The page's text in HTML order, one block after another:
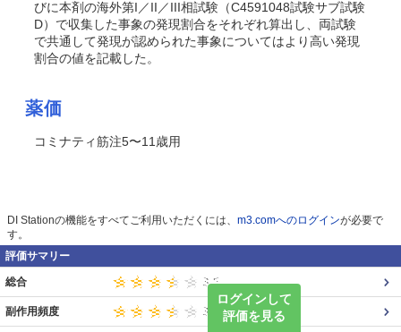
びに本剤の海外第I／II／III相試験（C4591048試験サブ試験
D）で収集した事象の発現割合をそれぞれ算出し、両試験
で共通して発現が認められた事象についてはより高い発現
割合の値を記載した。
薬価
コミナティ筋注5〜11歳用
DI Stationの機能をすべてご利用いただくには、 m3.comへのログインが必要で
す。
評価サマリー
ログインして
評価を見る
総合
副作用頻度